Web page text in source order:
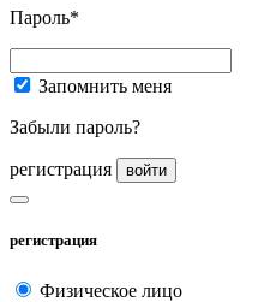
Пароль*
Запомнить меня
Забыли пароль?
регистрация войти
регистрация
Физическое лицо